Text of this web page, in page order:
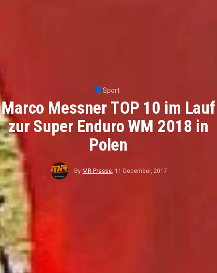
Sport
Marco Messner TOP 10 im Lauf
zur Super Enduro WM 2018 in
Polen
ByMR Presse 11 December, 2017